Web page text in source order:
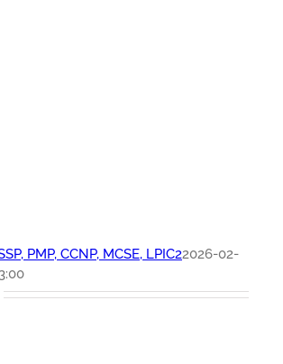
PMP, CCNP, MCSE, LPIC22026-02-